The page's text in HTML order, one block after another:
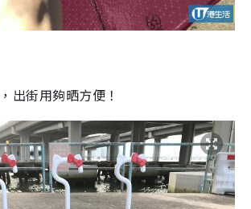
出街用夠晒方便！